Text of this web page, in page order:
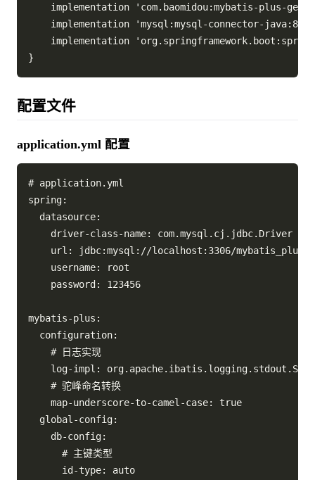
implementation 'com.baomidou:mybatis-plus-
implementation 'mysql:mysql-connector-
implementation
配置文件
application.yml 配置
# application.yml
spring:
  datasource:
    driver-class-name: com.mysql.cj.jdbc.Driver
url: jdbc:mysql://localhost:3306/
    username: root
    password: 123456
mybatis-plus:
  configuration:
    # 日志实现
log-impl:
    # 驼峰命名转换
    map-underscore-to-camel-case: true
  global-config:
    db-config:
      # 主键类型
      id-type: auto